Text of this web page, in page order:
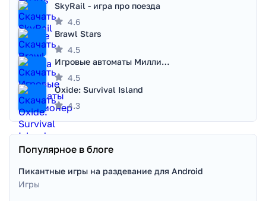
SkyRail - игра про поезда
4.6
Brawl Stars
4.5
Игровые автоматы Миллионер
4.5
Oxide: Survival Island
4.3
Популярное в блоге
Пикантные игры на раздевание для Android
Игры